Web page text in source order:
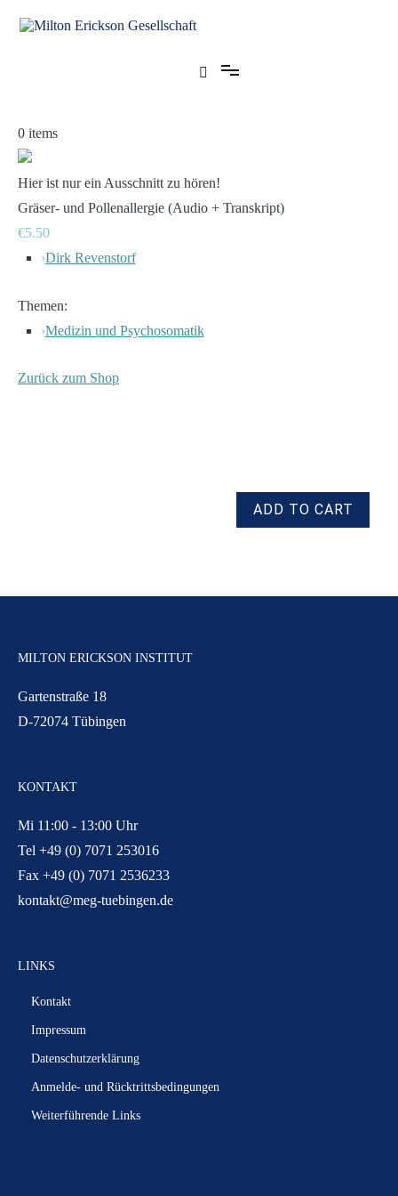
Inhalt
0 items
Hier ist nur ein Ausschnitt zu hören!
Gräser- und Pollenallergie (Audio + Transkript)
€5.50
›Dirk Revenstorf
Themen:
›Medizin und Psychosomatik
Zurück zum Shop
MILTON ERICKSON INSTITUT
Gartenstraße 18
D-72074 Tübingen
KONTAKT
Mi 11:00 - 13:00 Uhr
Tel +49 (0) 7071 253016
Fax +49 (0) 7071 2536233
kontakt@meg-tuebingen.de
LINKS
Kontakt
Impressum
Datenschutzerklärung
Anmelde- und Rücktrittsbedingungen
Weiterführende Links